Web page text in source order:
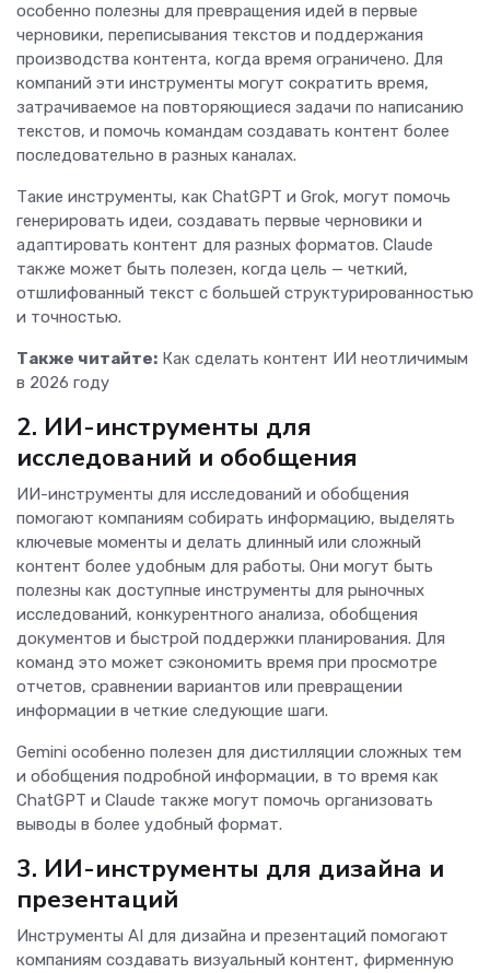
особенно полезны для превращения идей в первые
черновики, переписывания текстов и поддержания
производства контента, когда время ограничено. Для
компаний эти инструменты могут сократить время,
затрачиваемое на повторяющиеся задачи по написанию
текстов, и помочь командам создавать контент более
последовательно в разных каналах.
Такие инструменты, как ChatGPT и Grok, могут помочь
генерировать идеи, создавать первые черновики и
адаптировать контент для разных форматов. Claude
также может быть полезен, когда цель — четкий,
отшлифованный текст с большей структурированностью
и точностью.
Также читайте: Как сделать контент ИИ неотличимым
в 2026 году
2. ИИ-инструменты для
исследований и обобщения
ИИ-инструменты для исследований и обобщения
помогают компаниям собирать информацию, выделять
ключевые моменты и делать длинный или сложный
контент более удобным для работы. Они могут быть
полезны как доступные инструменты для рыночных
исследований, конкурентного анализа, обобщения
документов и быстрой поддержки планирования. Для
команд это может сэкономить время при просмотре
отчетов, сравнении вариантов или превращении
информации в четкие следующие шаги.
Gemini особенно полезен для дистилляции сложных тем
и обобщения подробной информации, в то время как
ChatGPT и Claude также могут помочь организовать
выводы в более удобный формат.
3. ИИ-инструменты для дизайна и
презентаций
Инструменты AI для дизайна и презентаций помогают
компаниям создавать визуальный контент, фирменную